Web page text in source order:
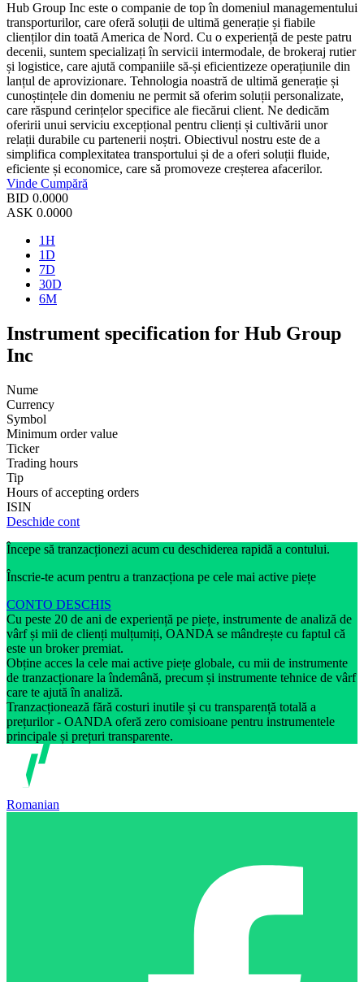
Hub Group Inc este o companie de top în domeniul managementului
transporturilor, care oferă soluții de ultimă generație și fiabile
clienților din toată America de Nord. Cu o experiență de peste patru
decenii, suntem specializați în servicii intermodale, de brokeraj rutier
și logistice, care ajută companiile să-și eficientizeze operațiunile din
lanțul de aprovizionare. Tehnologia noastră de ultimă generație și
cunoștințele din domeniu ne permit să oferim soluții personalizate,
care răspund cerințelor specifice ale fiecărui client. Ne dedicăm
oferirii unui serviciu excepțional pentru clienți și cultivării unor
relații durabile cu partenerii noștri. Obiectivul nostru este de a
simplifica complexitatea transportului și de a oferi soluții fluide,
eficiente și economice, care să promoveze creșterea afacerilor.
Vinde Cumpără
BID 0.0000
ASK 0.0000
1H
1D
7D
30D
6M
Instrument specification for Hub Group
Inc
Nume
Currency
Symbol
Minimum order value
Ticker
Trading hours
Tip
Hours of accepting orders
ISIN
Deschide cont
Începe să tranzacționezi acum cu deschiderea rapidă a contului.
Înscrie-te acum pentru a tranzacționa pe cele mai active piețe
CONTO DESCHIS
Cu peste 20 de ani de experiență pe piețe, instrumente de analiză de
vârf și mii de clienți mulțumiți, OANDA se mândrește cu faptul că
este un broker premiat.
Obține acces la cele mai active piețe globale, cu mii de instrumente
de tranzacționare la îndemână, precum și instrumente tehnice de vârf
care te ajută în analiză.
Tranzacționează fără costuri inutile și cu transparență totală a
prețurilor - OANDA oferă zero comisioane pentru instrumentele
principale și prețuri transparente.
Romanian